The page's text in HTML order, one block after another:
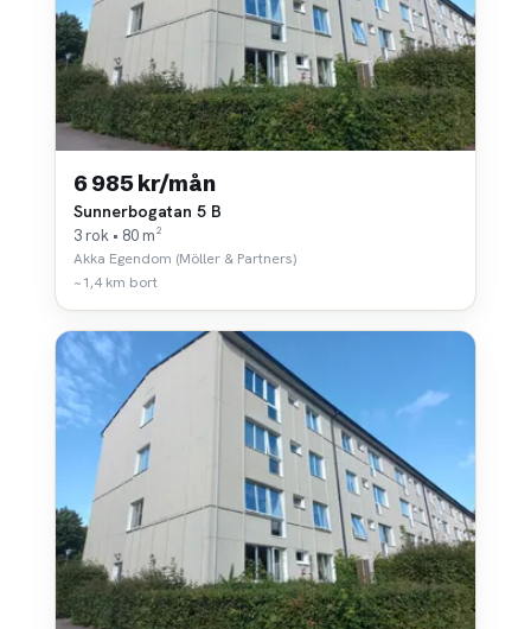
6 985 kr/mån
Sunnerbogatan 5 B
3 rok • 80 m²
Akka Egendom (Möller & Partners)
~1,4 km bort